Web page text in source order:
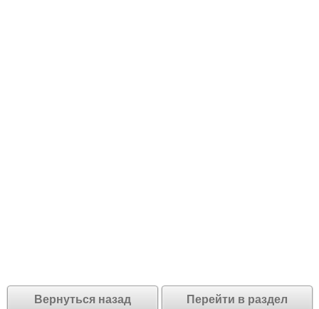
Вернуться назад Перейти в раздел